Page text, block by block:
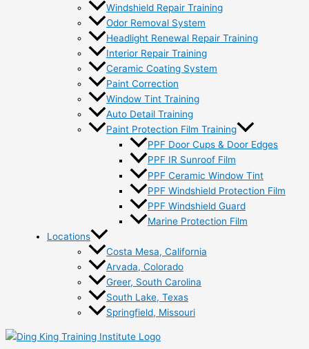
Windshield Repair Training
Odor Removal System
Headlight Renewal Repair Training
Interior Repair Training
Ceramic Coating System
Paint Correction
Window Tint Training
Auto Detail Training
Paint Protection Film Training
PPF Door Cups & Door Edges
PPF IR Sunroof Film
PPF Ceramic Window Tint
PPF Windshield Protection Film
PPF Windshield Guard
Marine Protection Film
Locations
Costa Mesa, California
Arvada, Colorado
Greer, South Carolina
South Lake, Texas
Springfield, Missouri